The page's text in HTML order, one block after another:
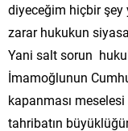
diyeceğim hiçbir şey
zarar hukukun
Yani salt sorun
İmamoğlunun
kapanması
tahribatın